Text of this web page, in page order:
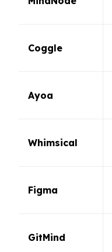
Coggle
Ayoa
Whimsical
Figma
GitMind